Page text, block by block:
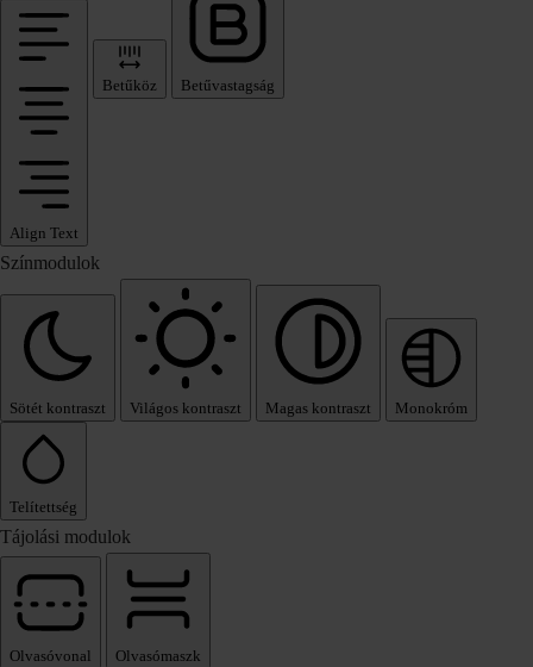
Align Text
Betűköz Betűvastagság
Színmodulok
Sötét kontraszt Világos kontraszt Magas kontraszt Monokróm
Telítettség
Tájolási modulok
Olvasóvonal
Olvasómaszk